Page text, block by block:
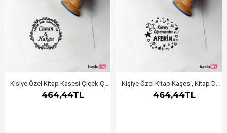
Kişiye Özel Kitap Kaşesi Çiçek Çerçeveli
464,44TL
Kişiye Özel Kitap Kaşesi, Kitap Damgası, Kitap Mührü Öğretmen Kaşesi Aferin
464,44TL